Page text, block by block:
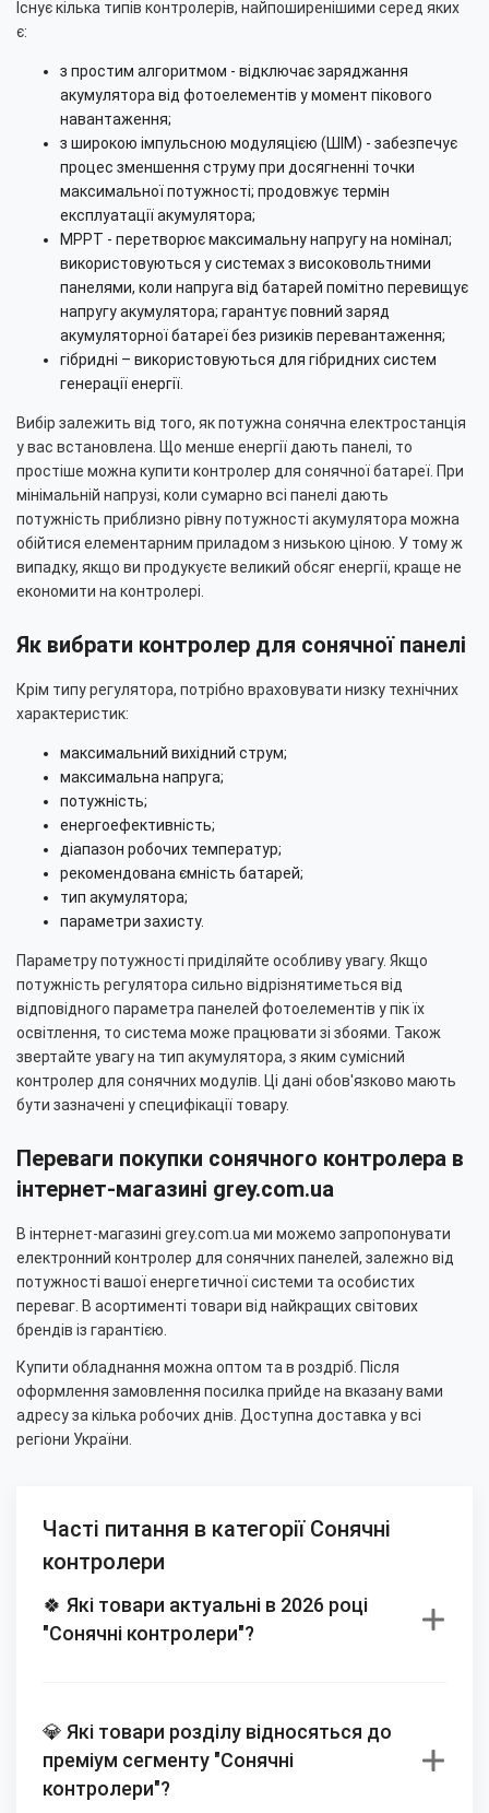
Існує кілька типів контролерів, найпоширенішими серед яких
є:
з простим алгоритмом - відключає заряджання
акумулятора від фотоелементів у момент пікового
навантаження;
з широкою імпульсною модуляцією (ШІМ) - забезпечує
процес зменшення струму при досягненні точки
максимальної потужності; продовжує термін
експлуатації акумулятора;
MPPT - перетворює максимальну напругу на номінал;
використовуються у системах з високовольтними
панелями, коли напруга від батарей помітно перевищує
напругу акумулятора; гарантує повний заряд
акумуляторної батареї без ризиків перевантаження;
гібридні – використовуються для гібридних систем
генерації енергії.
Вибір залежить від того, як потужна сонячна електростанція
у вас встановлена. Що менше енергії дають панелі, то
простіше можна купити контролер для сонячної батареї. При
мінімальній напрузі, коли сумарно всі панелі дають
потужність приблизно рівну потужності акумулятора можна
обійтися елементарним приладом з низькою ціною. У тому ж
випадку, якщо ви продукуєте великий обсяг енергії, краще не
економити на контролері.
Як вибрати контролер для сонячної панелі
Крім типу регулятора, потрібно враховувати низку технічних
характеристик:
максимальний вихідний струм;
максимальна напруга;
потужність;
енергоефективність;
діапазон робочих температур;
рекомендована ємність батарей;
тип акумулятора;
параметри захисту.
Параметру потужності приділяйте особливу увагу. Якщо
потужність регулятора сильно відрізнятиметься від
відповідного параметра панелей фотоелементів у пік їх
освітлення, то система може працювати зі збоями. Також
звертайте увагу на тип акумулятора, з яким сумісний
контролер для сонячних модулів. Ці дані обов'язково мають
бути зазначені у специфікації товару.
Переваги покупки сонячного контролера в
інтернет-магазині grey.com.ua
В інтернет-магазині grey.com.ua ми можемо запропонувати
електронний контролер для сонячних панелей, залежно від
потужності вашої енергетичної системи та особистих
переваг. В асортименті товари від найкращих світових
брендів із гарантією.
Купити обладнання можна оптом та в роздріб. Після
оформлення замовлення посилка прийде на вказану вами
адресу за кілька робочих днів. Доступна доставка у всі
регіони України.
Часті питання в категорії Сонячні
контролери
🍀 Які товари актуальні в 2026 році
"Сонячні контролери"?
💎 Які товари розділу відносяться до
преміум сегменту "Сонячні
контролери"?